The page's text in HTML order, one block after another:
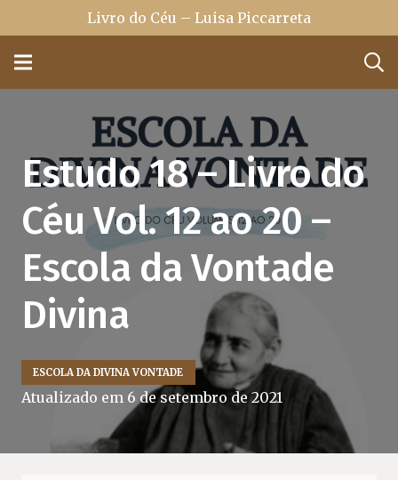
Livro do Céu – Luisa Piccarreta
Estudo 18 – Livro do
Céu Vol. 12 ao 20 –
Escola da Vontade
Divina
ESCOLA DA DIVINA VONTADE
Atualizado em 6 de setembro de 2021